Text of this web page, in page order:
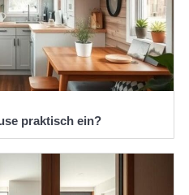
praktisch ein?